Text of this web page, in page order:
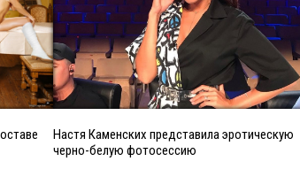
Настя Каменских представила эротическую
черно-белую фотосессию